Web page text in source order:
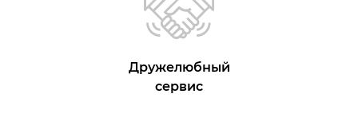
Дружелюбный
сервис